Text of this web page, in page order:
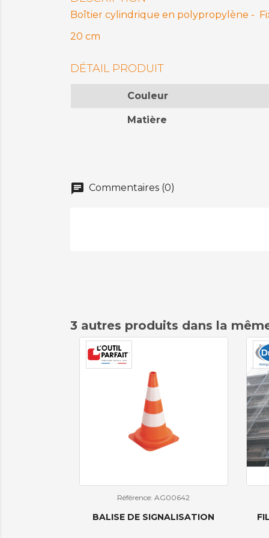
Boîtier cylindrique en polypropylène -
20 cm
DÉTAIL PRODUIT
Couleur
Matière
chat Commentaires (0)
3 autres produits dans la
Référence: AG00642
BALISE DE SIGNALISATION